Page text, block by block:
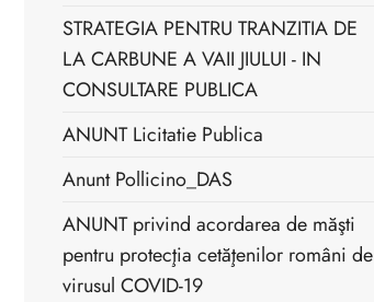
STRATEGIA PENTRU TRANZITIA DE
LA CARBUNE A VAII JIULUI - IN
CONSULTARE PUBLICA
ANUNT Licitatie Publica
Anunt Pollicino_DAS
ANUNT privind acordarea de măşti
pentru protecţia cetăţenilor români de
virusul COVID-19